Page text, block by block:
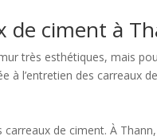
de ciment à
très esthétiques, mais
l’entretien des carreaux
de ciment. À